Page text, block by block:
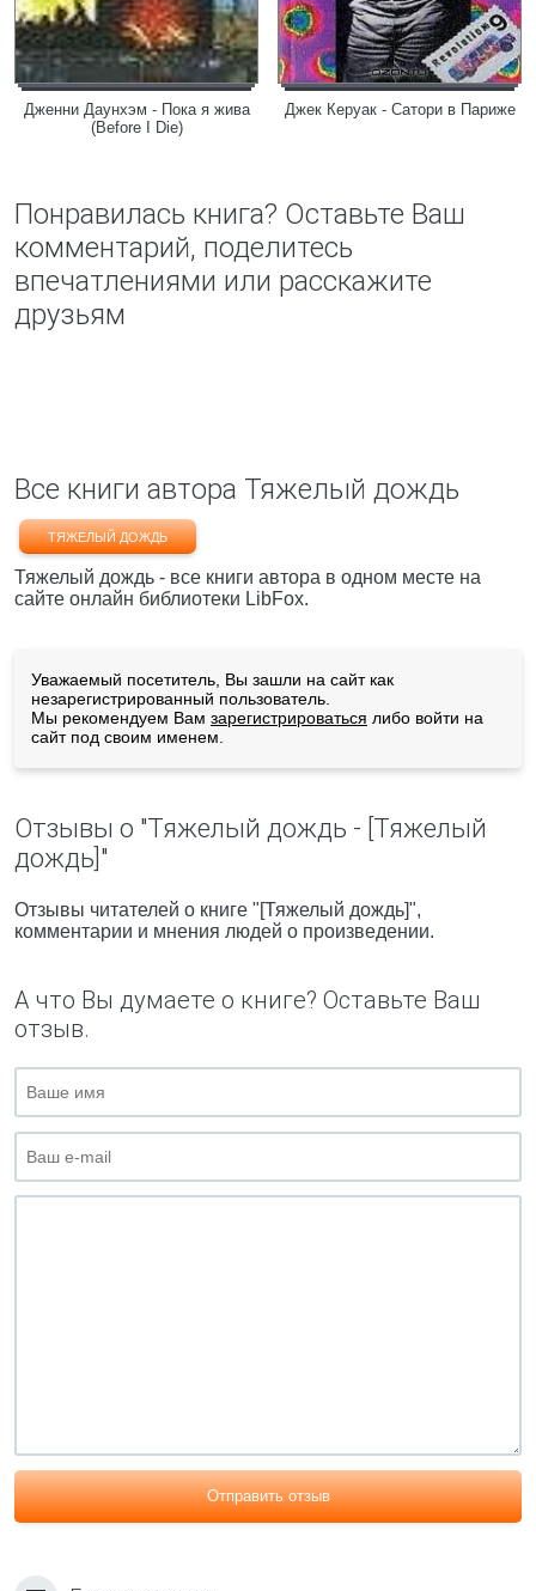
Дженни Даунхэм - Пока я жива
(Before I Die)
Джек Керуак - Сатори в Париже
Понравилась книга? Оставьте Ваш
комментарий, поделитесь
впечатлениями или расскажите
друзьям
Все книги автора Тяжелый дождь
ТЯЖЕЛЫЙ ДОЖДЬ
Тяжелый дождь - все книги автора в одном месте на
сайте онлайн библиотеки LibFox.
Уважаемый посетитель, Вы зашли на сайт как
незарегистрированный пользователь.
Мы рекомендуем Вам зарегистрироваться либо войти на
сайт под своим именем.
Отзывы о "Тяжелый дождь - [Тяжелый
дождь]"
Отзывы читателей о книге "[Тяжелый дождь]",
комментарии и мнения людей о произведении.
А что Вы думаете о книге? Оставьте Ваш
отзыв.
Отправить отзыв